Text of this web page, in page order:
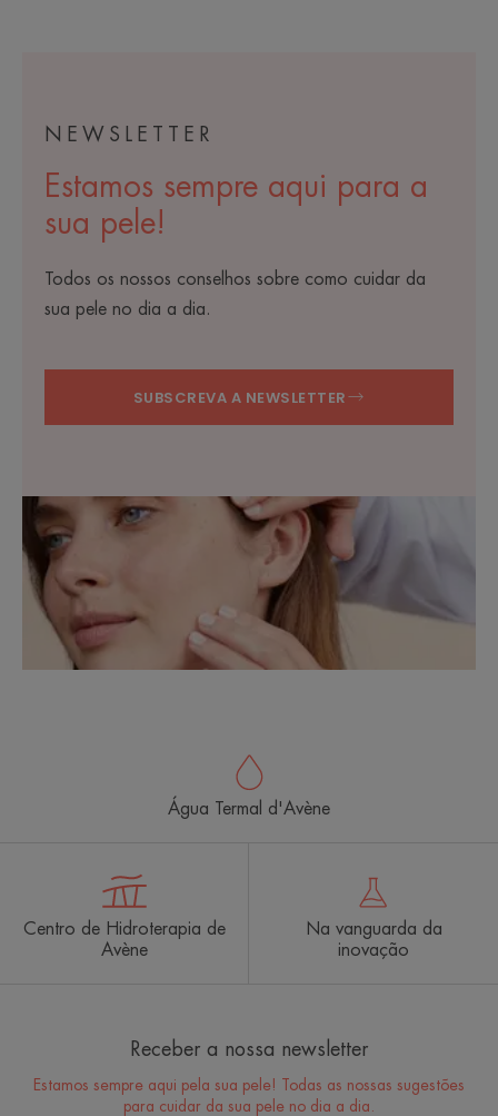
NEWSLETTER
Estamos sempre aqui para a
sua pele!
Todos os nossos conselhos sobre como cuidar da
sua pele no dia a dia.
SUBSCREVA A NEWSLETTER
Água Termal d'Avène
Centro de Hidroterapia de
Avène
Na vanguarda da
inovação
Receber a nossa newsletter
Estamos sempre aqui pela sua pele! Todas as nossas sugestões
para cuidar da sua pele no dia a dia.